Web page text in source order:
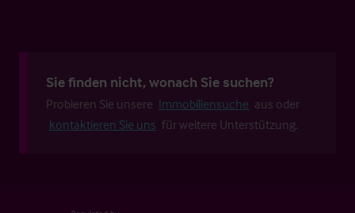
Sie finden nicht, wonach Sie suchen?
Probieren Sie unsere Immobiliensuche aus oder
kontaktieren Sie uns für weitere Unterstützung.